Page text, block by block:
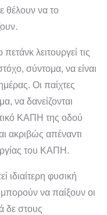
θέλουν να το
λειτουργεί τις
σύντομα, να είναι
Οι παίχτες
να δανείζονται
ΚΑΠΗ της οδού
ακριβώς απέναντι
του ΚΑΠΗ.
ιδιαίτερη φυσική
να παίξουν οι
δε στους